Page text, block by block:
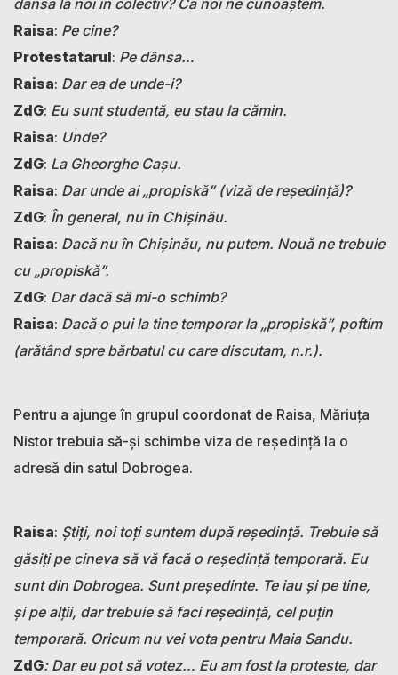
Raisa: Pe cine?
Protestatarul: Pe dânsa…
Raisa: Dar ea de unde-i?
ZdG: Eu sunt studentă, eu stau la cămin.
Raisa: Unde?
ZdG: La Gheorghe Cașu.
Raisa: Dar unde ai „propiskă” (viză de reședință)?
ZdG: În general, nu în Chișinău.
Raisa: Dacă nu în Chișinău, nu putem. Nouă ne trebuie
cu „propiskă”.
ZdG: Dar dacă să mi-o schimb?
Raisa: Dacă o pui la tine temporar la „propiskă”, poftim
(arătând spre bărbatul cu care discutam, n.r.).
Pentru a ajunge în grupul coordonat de Raisa, Măriuța
Nistor trebuia să-și schimbe viza de reședință la o
adresă din satul Dobrogea.
Raisa: Știți, noi toți suntem după reședință. Trebuie să
găsiți pe cineva să vă facă o reședință temporară. Eu
sunt din Dobrogea. Sunt președinte. Te iau și pe tine,
și pe alții, dar trebuie să faci reședință, cel puțin
temporară. Oricum nu vei vota pentru Maia Sandu.
ZdG: Dar eu pot să votez… Eu am fost la proteste, dar